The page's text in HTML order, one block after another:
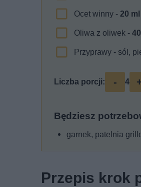
Ocet winny - 20 ml
Oliwa z oliwek - 40
Przyprawy - sól,
Liczba porcji: - 4
Będziesz
garnek, patelnia
Przepis krok